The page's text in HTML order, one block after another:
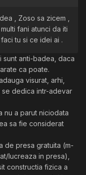
, Zoso sa zicem ,
fani atunci da iti
tu si ce idei ai .
anti-badea, daca
ca poate.
visurat, arhi,
dedica intr-adevar
nu a parut niciodata
sa fie considerat
de presa gratuita (m-
lucreaza in presa),
constructia fizica a